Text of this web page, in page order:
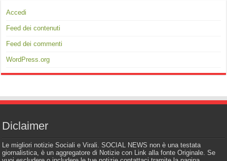
Accedi
Feed dei contenuti
Feed dei commenti
WordPress.org
Diclaimer
Le migliori notizie Sociali e Virali. SOCIAL NEWS non è una testata
giornalistica, è un aggregatore di Notizie con Link alla fonte Originale. Se